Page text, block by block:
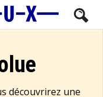
découvrirez une